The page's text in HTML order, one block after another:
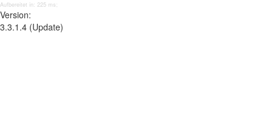
Aufbereitet in: 225 ms;
Version:
3.3.1.4 (Update)